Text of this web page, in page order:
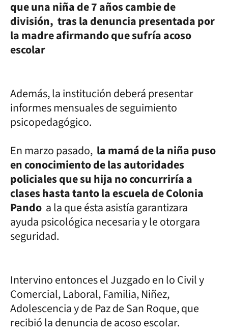
que una niña de 7 años cambie de
división, tras la denuncia presentada por
la madre afirmando que sufría acoso
escolar
Además, la institución deberá presentar
informes mensuales de seguimiento
psicopedagógico.
En marzo pasado, la mamá de la niña puso
en conocimiento de las autoridades
policiales que su hija no concurriría a
clases hasta tanto la escuela de Colonia
Pando a la que ésta asistía garantizara
ayuda psicológica necesaria y le otorgara
seguridad.
Intervino entonces el Juzgado en lo Civil y
Comercial, Laboral, Familia, Niñez,
Adolescencia y de Paz de San Roque, que
recibió la denuncia de acoso escolar.